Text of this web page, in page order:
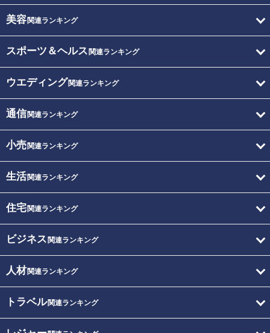
美容関連ランキング
スポーツ＆ヘルス 関連ランキング
ウエディング関連ランキング
通信関連ランキング
小売関連ランキング
生活関連ランキング
住宅関連ランキング
ビジネス 関連ランキング
人材関連ランキング
トラベル関連ランキング